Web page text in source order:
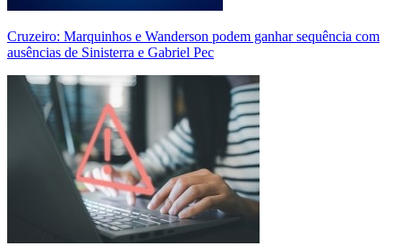
Cruzeiro: Marquinhos e Wanderson podem ganhar sequência com
ausências de Sinisterra e Gabriel Pec